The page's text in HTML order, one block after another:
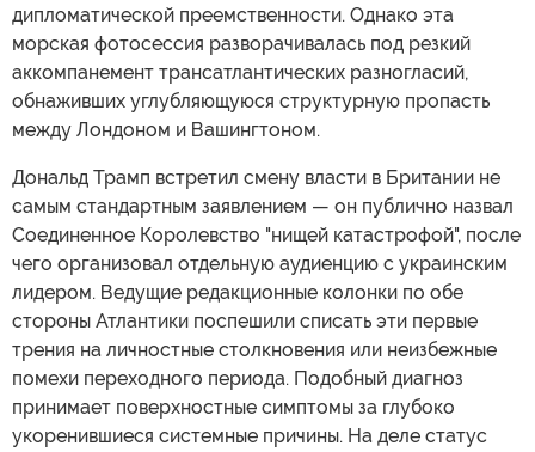
дипломатической преемственности. Однако эта
морская фотосессия разворачивалась под резкий
аккомпанемент трансатлантических разногласий,
обнаживших углубляющуюся структурную пропасть
между Лондоном и Вашингтоном.
Дональд Трамп встретил смену власти в Британии не
самым стандартным заявлением — он публично назвал
Соединенное Королевство "нищей катастрофой", после
чего организовал отдельную аудиенцию с украинским
лидером. Ведущие редакционные колонки по обе
стороны Атлантики поспешили списать эти первые
трения на личностные столкновения или неизбежные
помехи переходного периода. Подобный диагноз
принимает поверхностные симптомы за глубоко
укоренившиеся системные причины. На деле статус